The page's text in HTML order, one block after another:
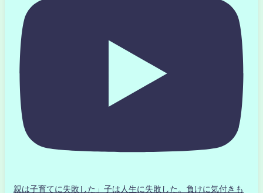
親は子育てに失敗した」子は人生に失敗した。負けに気付きも